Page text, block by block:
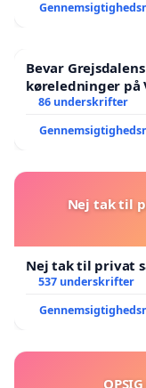
Bevar
køreledninger på
86 underskrifter
Nej tak til
Nej tak til privat
537 underskrifter